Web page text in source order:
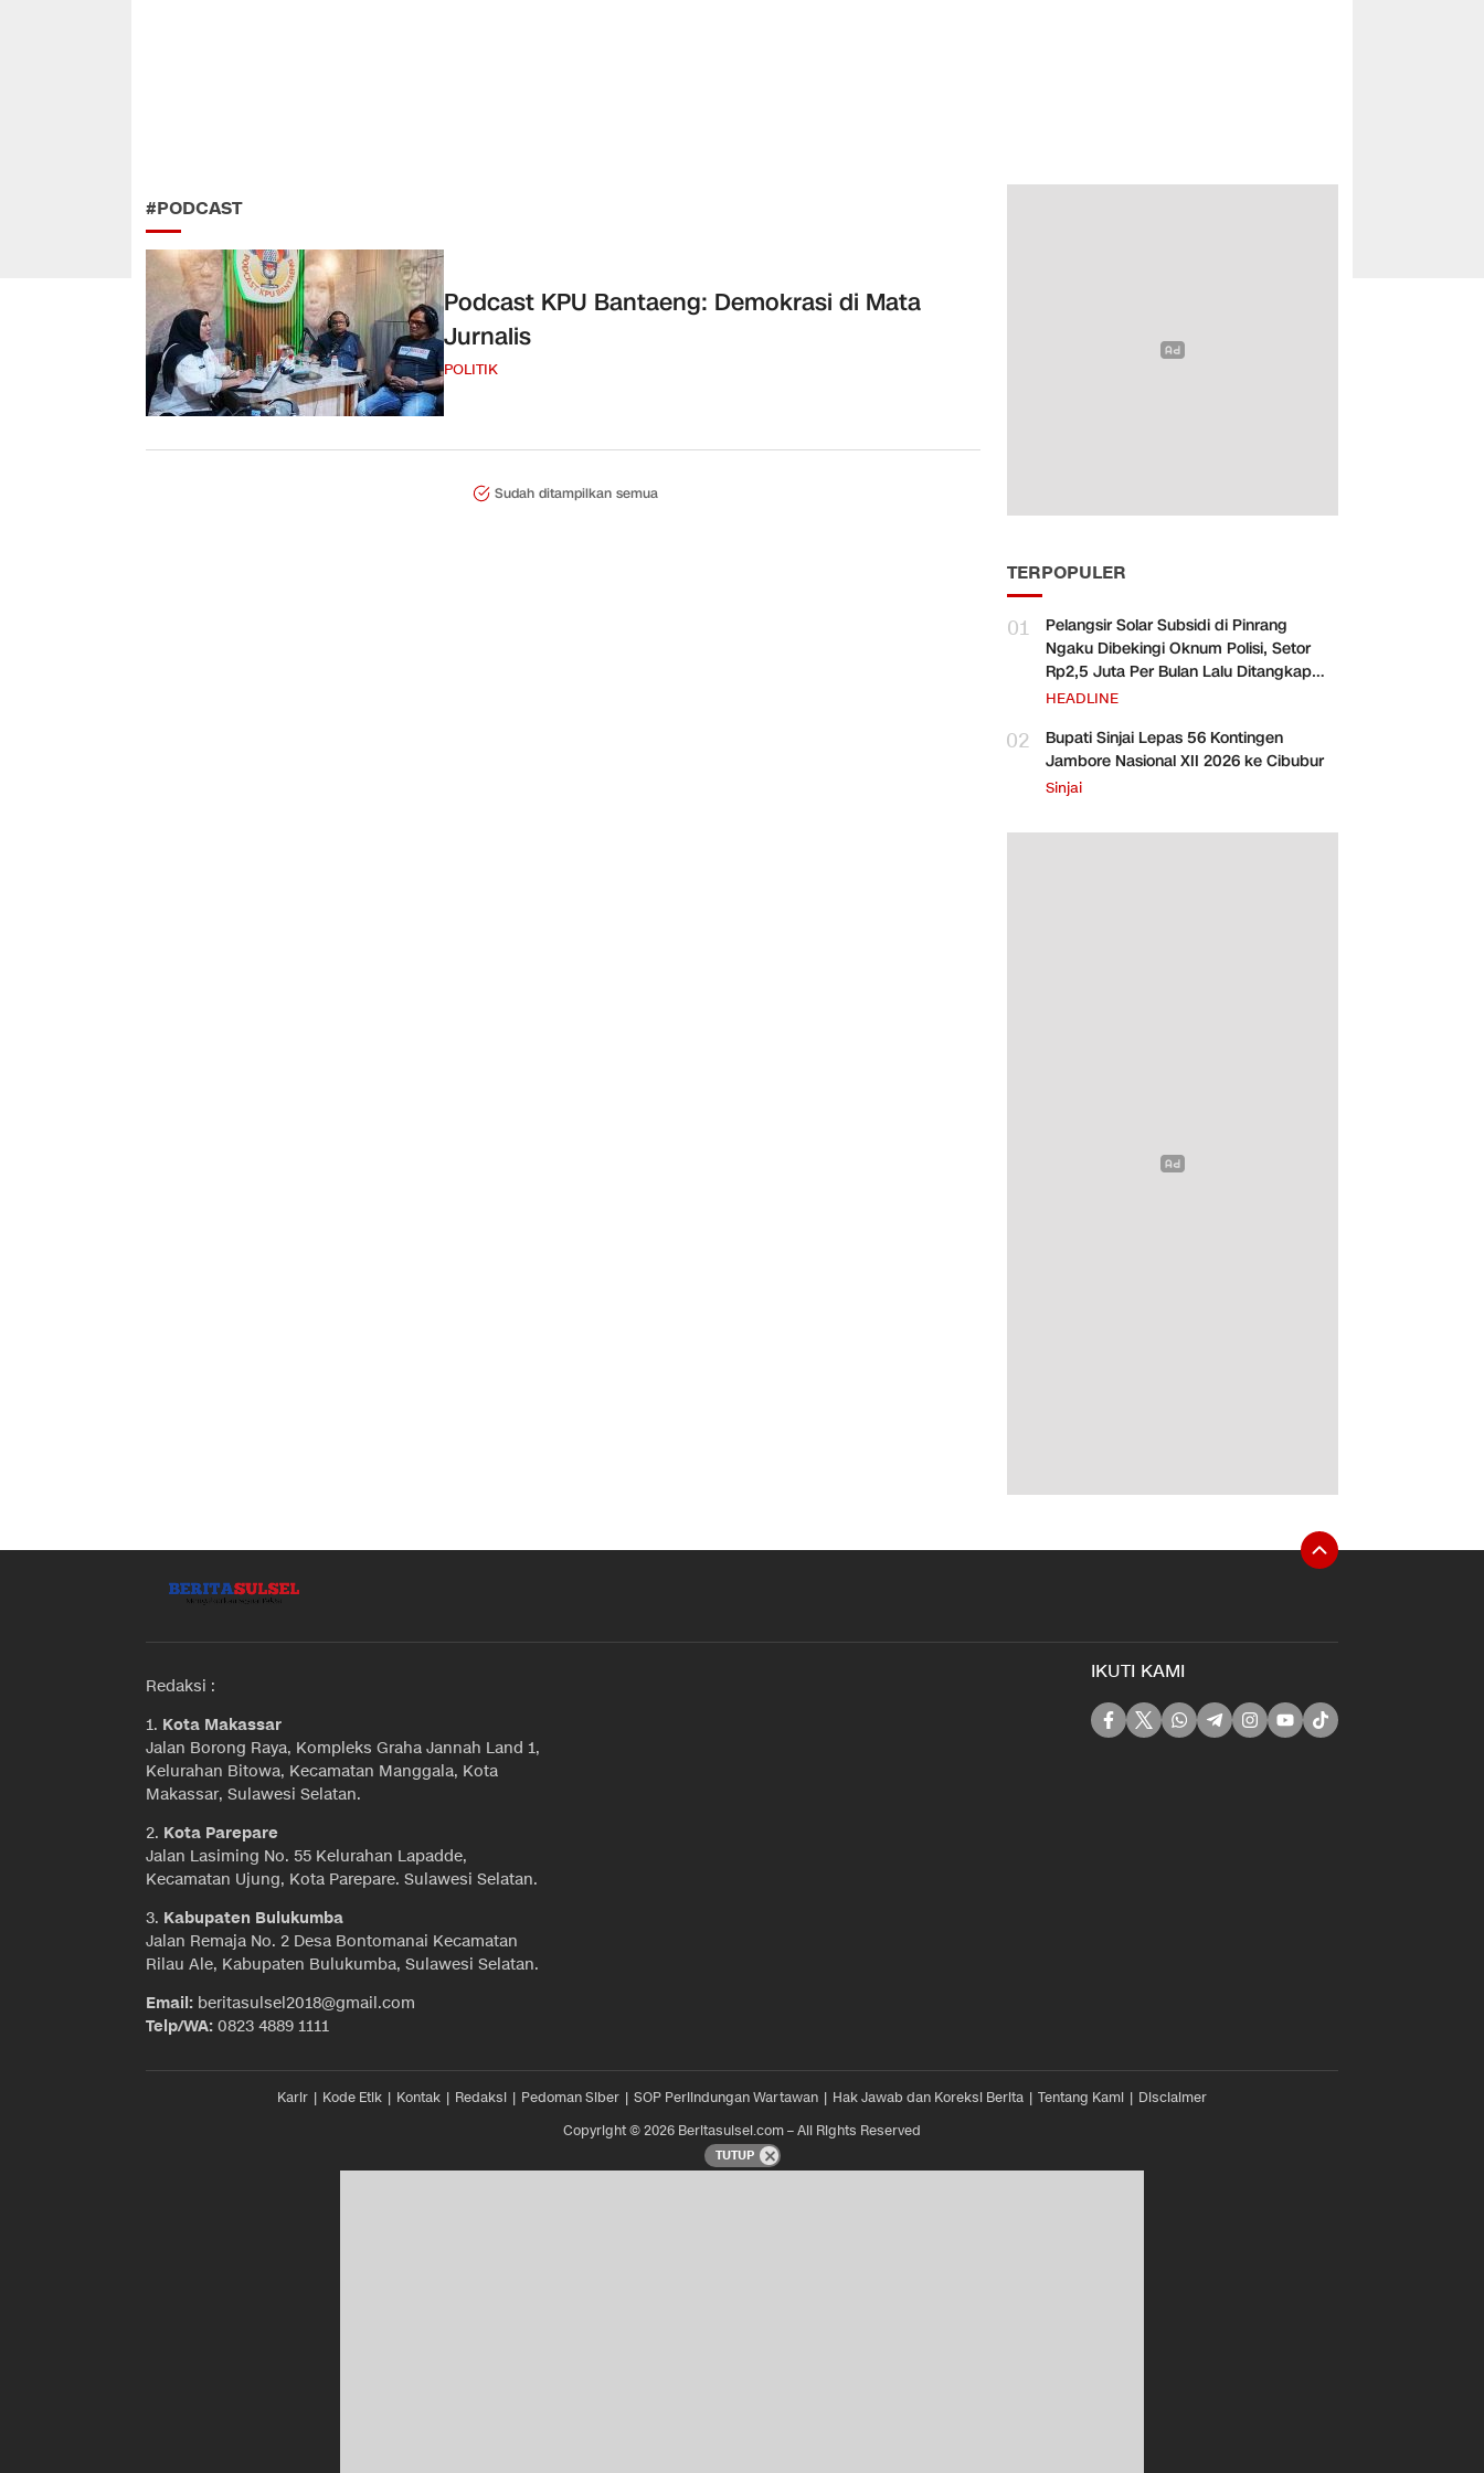
#PODCAST
Podcast KPU Bantaeng: Demokrasi di Mata
Jurnalis
POLITIK
Sudah ditampilkan semua
TERPOPULER
01
Pelangsir Solar Subsidi di Pinrang
Ngaku Dibekingi Oknum Polisi, Setor
Rp2,5 Juta Per Bulan Lalu Ditangkap
Saat Telat Bayar
HEADLINE
02
Bupati Sinjai Lepas 56 Kontingen
Jambore Nasional XII 2026 ke Cibubur
Sinjai
Redaksi :
1. Kota Makassar
Jalan Borong Raya, Kompleks Graha Jannah Land 1,
Kelurahan Bitowa, Kecamatan Manggala, Kota
Makassar, Sulawesi Selatan.
2. Kota Parepare
Jalan Lasiming No. 55 Kelurahan Lapadde,
Kecamatan Ujung, Kota Parepare. Sulawesi Selatan.
3. Kabupaten Bulukumba
Jalan Remaja No. 2 Desa Bontomanai Kecamatan
Rilau Ale, Kabupaten Bulukumba, Sulawesi Selatan.
Email: beritasulsel2018@gmail.com
Telp/WA: 0823 4889 1111
IKUTI KAMI
Karir Kode Etik Kontak Redaksi Pedoman Siber SOP Perlindungan Wartawan Hak Jawab dan Koreksi Berita Tentang Kami
Disclaimer
Copyright © 2026 Beritasulsel.com – All Rights Reserved
TUTUP